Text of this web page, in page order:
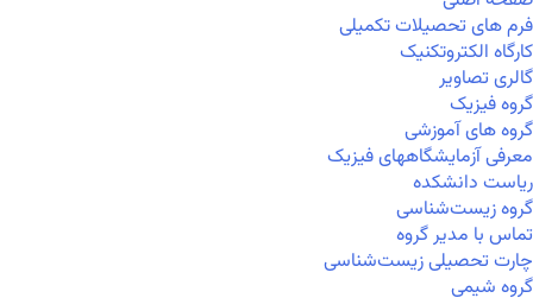
فرم های تحصیلات تکمیلی
کارگاه الکتروتکنیک
گالری تصاویر
گروه فیزیک
گروه های آموزشی
معرفی آزمایشگاههای فیزیک
ریاست دانشکده
گروه زیست‌شناسی
تماس با مدیر گروه
چارت تحصیلی زیست‌شناسی
گروه شیمی